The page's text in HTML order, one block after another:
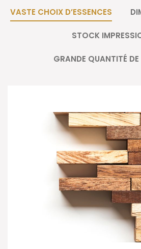
VASTE CHOIX D’ESSENCES
STOCK
GRANDE QUANTITÉ